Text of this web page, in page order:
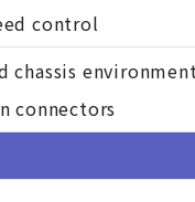
control
chassis
connectors